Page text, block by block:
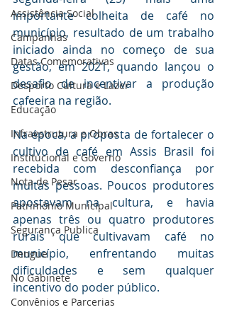
Assistência Social
Campanhas
Datas Comemorativas
Desporto Cultura e Lazer
Educação
Infraestrutura e Obras
Institucional e Governo
Nota de Pesar
Patrimônio Municipal
Segurança Publica
Dengue
No Gabinete
Convênios e Parcerias
importante colheita de café no
município, resultado de um trabalho
iniciado ainda no começo de sua
gestão, em 2021, quando lançou o
desafio de incentivar a produção
cafeeira na região.
Na época, a proposta de fortalecer o
cultivo de café em Assis Brasil foi
recebida com desconfiança por
muitas pessoas. Poucos produtores
apostavam na cultura, e havia
apenas três ou quatro produtores
rurais que cultivavam café no
município, enfrentando muitas
dificuldades e sem qualquer
incentivo do poder público.